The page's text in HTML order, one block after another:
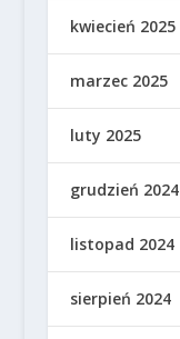
kwiecień 2025
marzec 2025
luty 2025
grudzień 2024
listopad 2024
sierpień 2024